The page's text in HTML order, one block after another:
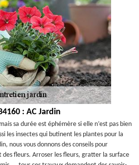
: AC Jardin
sa durée est éphémère si elle n’est pas bien
les insectes qui butinent les plantes pour la
nous vous donnons des conseils pour
fleurs. Arroser les fleurs, gratter la surface